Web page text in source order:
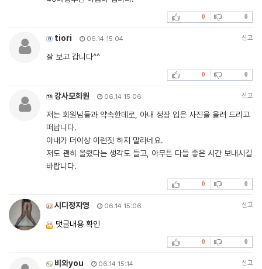
0 0
tiori 06.14 15:04 신고
잘 보고 갑니다^^
0 0
강사모회원 06.14 15:06 신고
저는 회원님들과 약속한데로, 아내 정장 입은 사진을 올려 드리고
떠납니다.
아내가 더이상 이런짓 하지 말라네요.
저도 괜히 올렸다는 생각도 들고, 아무튼 다들 좋은 시간 보내시길
바랍니다.
0 0
시디정지영 06.14 15:06 신고
댓글내용 확인
0 0
비와you 06.14 15:14 신고